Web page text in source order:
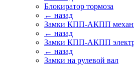
Блокиратор тормоза
← назад
Замки КПП-АКПП
← назад
Замки КПП-АКПП
← назад
Замки на рулевой вал